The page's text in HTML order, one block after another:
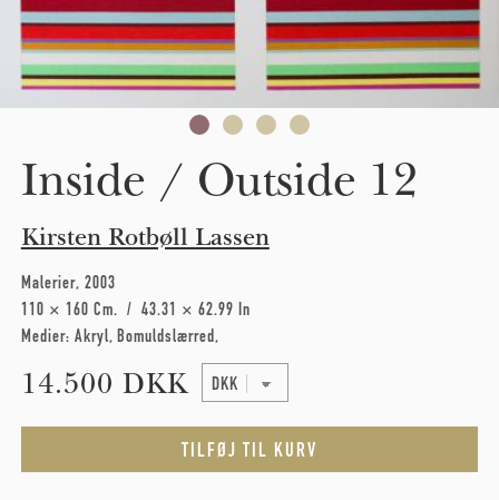
Inside / Outside 12
Kirsten Rotbøll Lassen
Malerier 2003
110 × 160 Cm
43.31 × 62.99 In
Medier: Akryl Bomuldslærred
14.500 DKK